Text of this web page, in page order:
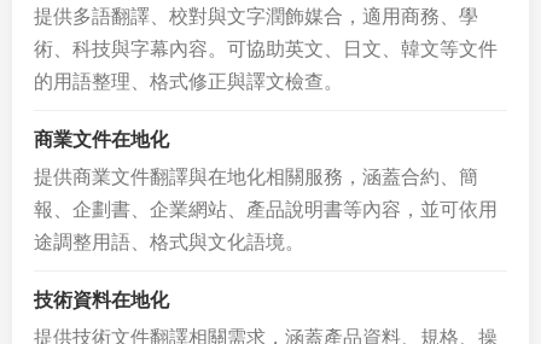
提供多語翻譯、校對與文字潤飾媒合，適用商務、學
術、科技與字幕內容。可協助英文、日文、韓文等文件
的用語整理、格式修正與譯文檢查。
商業文件在地化
提供商業文件翻譯與在地化相關服務，涵蓋合約、簡
報、企劃書、企業網站、產品說明書等內容，並可依用
途調整用語、格式與文化語境。
技術資料在地化
提供技術文件翻譯相關需求，涵蓋產品資料、規格、操